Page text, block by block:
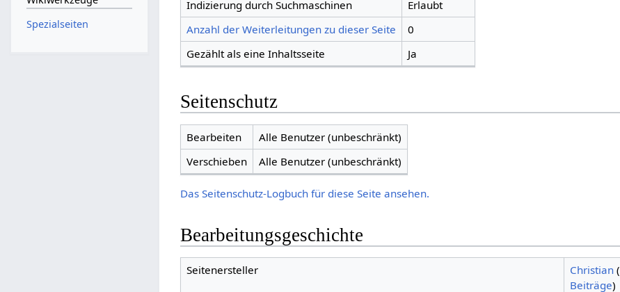
Indizierung durch Suchmaschinen
Erlaubt
Anzahl der Weiterleitungen zu dieser Seite
0
Gezählt als eine Inhaltsseite
Ja
Seitenschutz
Bearbeiten
Alle Benutzer (unbeschränkt)
Verschieben
Alle Benutzer (unbeschränkt)
Das Seitenschutz-Logbuch für diese Seite ansehen.
Bearbeitungsgeschichte
Seitenersteller Christian (
Beiträge)
Spezialseiten